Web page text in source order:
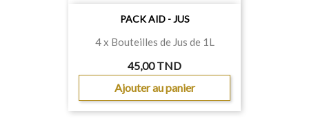
PACK AID - JUS
4 x Bouteilles de Jus de 1L
45,00 TND
Ajouter au panier